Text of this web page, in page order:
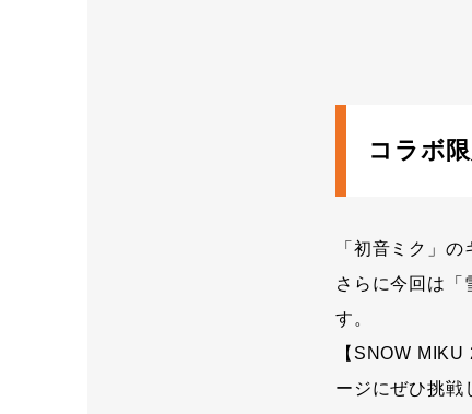
コラボ
「初音ミク」
さらに今回は「
す。
【SNOW
ージにぜひ挑戦